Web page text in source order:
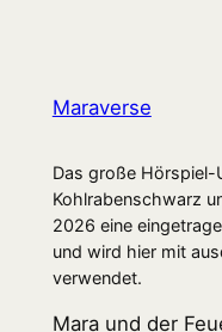
Maraverse
Das große Hörspiel-
Kohlrabenschwarz
2026 eine
und wird hier mit
verwendet.
Mara und der